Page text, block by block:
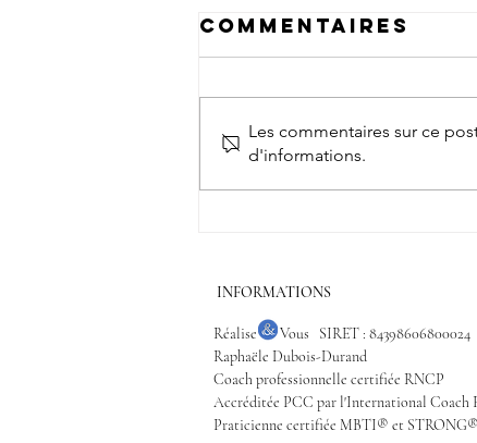
Bonne année
Commentaires
Les commentaires sur ce
d'informations.
INFORMATIONS
Réalise Vous SIRET : 84398606800024
Raphaële Dubois-Durand
Coach professionnelle certifiée RNCP
Accréditée PCC par l'International Coach
Praticienne certifiée MBTI® et STRONG®